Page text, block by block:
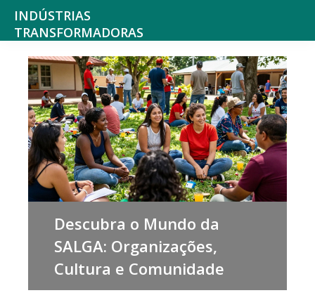
Saltar
para
menu
principal
Skip
main
content
INDÚSTRIAS
TRANSFORMADORAS
Indústrias
alimentares,
bebidas,
tabaco,
texteis,
produtos
químicos
farmacêuticos
mobiliário
Descubra o Mundo da
SALGA: Organizações,
Cultura e Comunidade